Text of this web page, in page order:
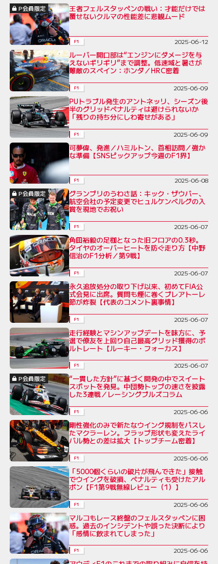
P会員限定
王者フェルスタッペンの戦い：才能だけでは
覆せないクルマの性能差に悲観ムード
F1 2025-06-12
ルーバー開口部は“エンジンにダメージを与
えないギリギリ”まで調整。低速域と暑さが
難敵のスペイン：ホンダ／HRC密着
F1 2025-06-09
PUトラブル発生のアントネッリ、シーズン後
半のグリッドペナルティは避けられないか
「残りの持ち分にしわ寄せがある」
F1 2025-06-09
可夢偉、発進／ハミルトン、首相訪問／強か
な準備【SNSピックアップ今週のF1界】
F1
2025-06-08
P会員限定
グランプリのうわさ話：キック・ザウバー、
航空会社の予定変更でヒュルケンベルグの入
賞を現地でお祝い
F1 2025-06-07
角田裕毅の足枷となった旧フロアの0.3秒。
タイヤのオーバーヒートを防ぐ走り方【中野
信治のF1分析／第9戦】
F1 2025-06-07
永久追放処分の取り下げ以来、初めてFIA公
式会見に出席。質問も煙に巻くブレアトーレ
節が炸裂【代表のコメント裏事情】
F1 2025-06-07
走行経験とマシンアップデートを味方に、予
選で僚友を上回り自己最高グリッド獲得のボ
ルトレート【ルーキー・フォーカス】
F1
2025-06-07
P会員限定
“一貫した方針”に基づく開発の中でスイート
スポットを発見。中団勢トップの速さを披露
した3連戦／レーシングブルズコラム
F1 2025-06-06
剛性強化のみで新たなウイング規制をパスし
たマクラーレン。フラップ形状も変えたライ
バル勢との差は拡大【トップチーム密着】
F1 2025-06-06
「5000個くらいの破片が飛んできた」接触
でウイングを破損、ペナルティも受けたアル
ボン【F1第9戦無線レビュー（1）】
F1 2025-06-06
マルコもレース終盤のフェルスタッペンに困
惑。過去のインシデントや誤った決断により
「感情に飲まれてしまった」
F1 2025-06-06